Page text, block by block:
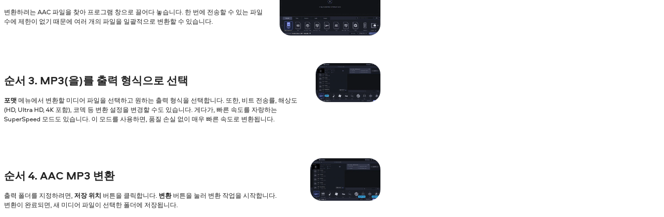
변환하려는 AAC 파일을 찾아 프로그램 창으로 끌어다 놓습니다. 한 번에 전송할 수 있는 파일
수에 제한이 없기 때문에 여러 개의 파일을 일괄적으로 변환할 수 있습니다.
순서 3. MP3(을)를 출력 형식으로 선택
포맷 메뉴에서 변환할 미디어 파일을 선택하고 원하는 출력 형식을 선택합니다. 또한, 비트 전송률, 해상도
(HD, Ultra HD, 4K 포함), 코덱 등 변환 설정을 변경할 수도 있습니다. 게다가, 빠른 속도를 자랑하는
SuperSpeed 모드도 있습니다. 이 모드를 사용하면, 품질 손실 없이 매우 빠른 속도로 변환됩니다.
순서 4. AAC MP3 변환
출력 폴더를 지정하려면, 저장 위치 버튼을 클릭합니다. 변환버튼을 눌러 변환 작업을 시작합니다.
변환이 완료되면, 새 미디어 파일이 선택한 폴더에 저장됩니다.